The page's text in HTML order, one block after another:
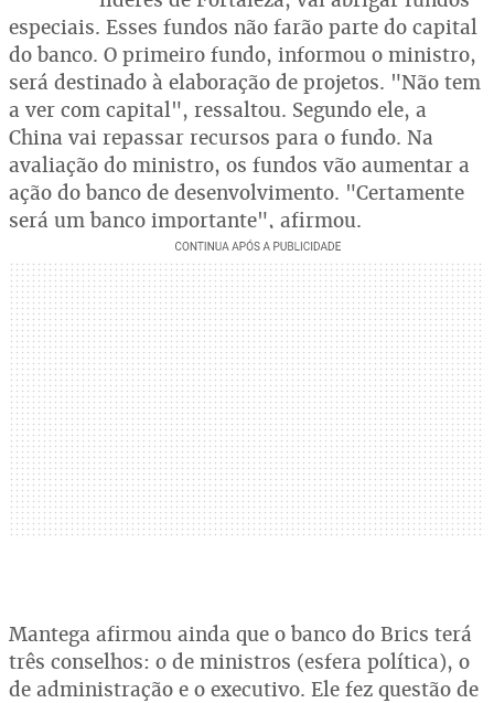
especiais. Esses fundos não farão parte do capital
do banco. O primeiro fundo, informou o ministro,
será destinado à elaboração de projetos. "Não tem
a ver com capital", ressaltou. Segundo ele, a
China vai repassar recursos para o fundo. Na
avaliação do ministro, os fundos vão aumentar a
ação do banco de desenvolvimento. "Certamente
será um banco importante", afirmou.
Mantega afirmou ainda que o banco do Brics terá
três conselhos: o de ministros (esfera política), o
de administração e o executivo. Ele fez questão de